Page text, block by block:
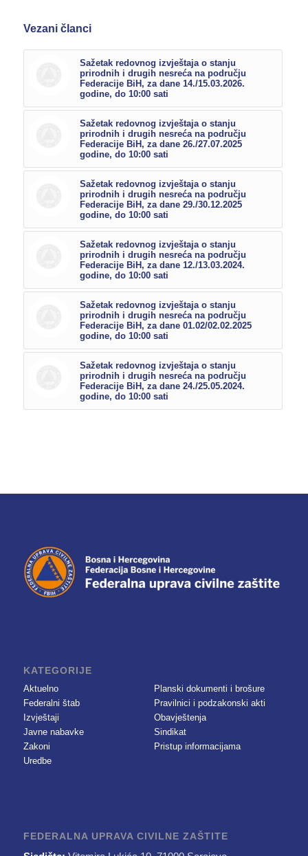
Vezani članci
Sažetak redovnog izvještaja o stanju
prirodnih i drugih nesreća na području
Federacije BiH, za dane 14./15.03.2026.
godine, do 10:00 sati
Sažetak redovnog izvještaja o stanju
prirodnih i drugih nesreća na području
Federacije BiH, za dane 26./27.07.2025
godine, do 10:00 sati
Sažetak redovnog izvještaja o stanju
prirodnih i drugih nesreća na području
Federacije BiH, za dane 29./30.12.2025
godine, do 10:00 sati
Sažetak redovnog izvještaja o stanju
prirodnih i drugih nesreća na području
Federacije BiH, za dane 12./13.03.2024.
godine, do 10:00 sati
Sažetak redovnog izvještaja o stanju
prirodnih i drugih nesreća na području
Federacije BiH, za dane 01.02/02.02.2025
godine, do 10:00 sati
Sažetak redovnog izvještaja o stanju
prirodnih i drugih nesreća na području
Federacije BiH, za dane 24./25.05.2024.
godine, do 10:00 sati
KATEGORIJE
Aktuelno
Federalni štab
Izvještaji
Javne nabavke
Zakoni
Uredbe
Planski dokumenti i brošure
Pravilnici i podzakonski akti
Obavještenja
Sindikat
Pristup informacijama
FEDERALNA UPRAVA CIVILNE ZAŠTITE